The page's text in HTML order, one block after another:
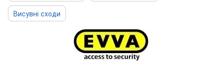
Висувні сходи